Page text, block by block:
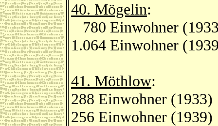
40. Mögelin:
780 Einwohner
1.064 Einwohner
41. Möthlow:
288 Einwohner (1933)
256 Einwohner (1939)